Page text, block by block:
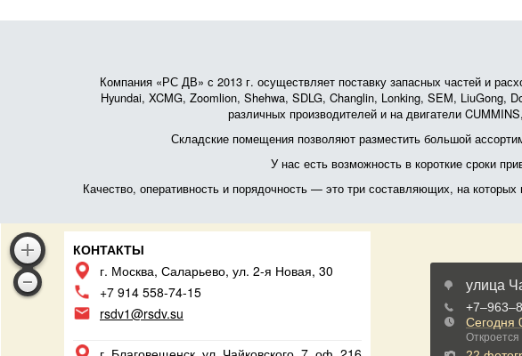
Компания «РС ДВ» с 2013 г. осуществляет поставку запасных частей и
Hyundai, XCMG, Zoomlion, Shehwa, SDLG, Changlin, Lonking, SEM, LiuGong,
различных производителей и на двигатели
Складские помещения позволяют разместить большой
У нас есть возможность в короткие сроки
Качество, оперативность и порядочность — это три составляющих, на
КОНТАКТЫ
г. Москва, Саларьево, ул. 2-я Новая, 30
+7 914 558-74-15
rsdv1@rsdv.su